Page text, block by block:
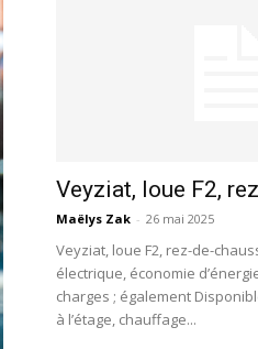
Veyziat, loue F2,
Maëlys Zak - 26 mai 2025
Veyziat, loue F2, rez-de-
électrique, économie
charges ; également
à l’étage, chauffage...